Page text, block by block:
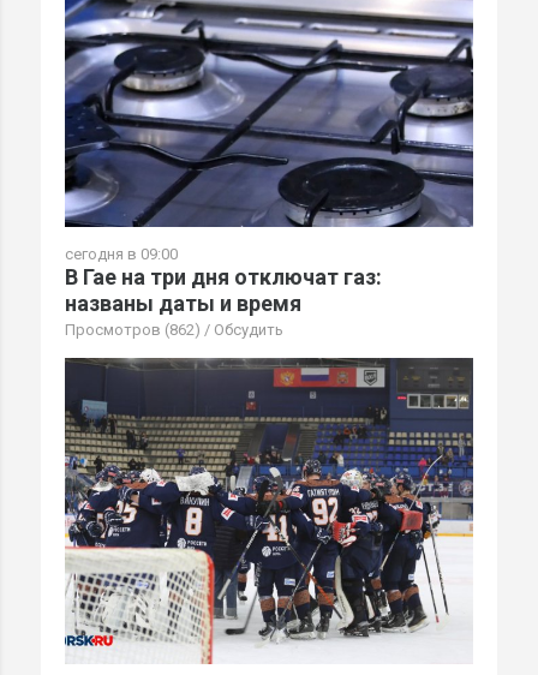
сегодня в 09:00
В Гае на три дня отключат газ:
названы даты и время
Просмотров (862) / Обсудить